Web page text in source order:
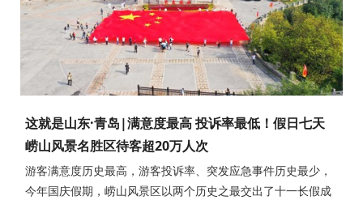
这就是山东·青岛|满意度最高 投诉率最低！假日七天
崂山风景名胜区待客超20万人次
游客满意度历史最高，游客投诉率、突发应急事件历史最少，
今年国庆假期，崂山风景区以两个历史之最交出了十一长假成